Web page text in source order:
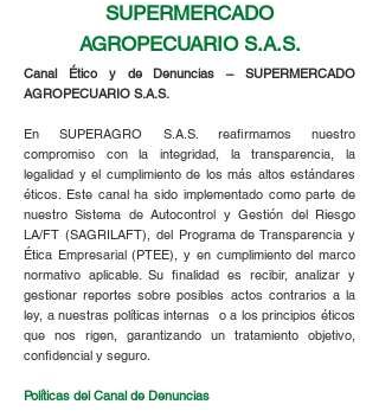
SUPERMERCADO
AGROPECUARIO S.A.S.
Canal Ético y de Denuncias – SUPERMERCADO
AGROPECUARIO S.A.S.
En SUPERAGRO S.A.S. reafirmamos nuestro
compromiso con la integridad, la transparencia, la
legalidad y el cumplimiento de los más altos estándares
éticos. Este canal ha sido implementado como parte de
nuestro Sistema de Autocontrol y Gestión del Riesgo
LA/FT (SAGRILAFT), del Programa de Transparencia y
Ética Empresarial (PTEE), y en cumplimiento del marco
normativo aplicable. Su finalidad es recibir, analizar y
gestionar reportes sobre posibles actos contrarios a la
ley, a nuestras políticas internas o a los principios éticos
que nos rigen, garantizando un tratamiento objetivo,
confidencial y seguro.
Políticas del Canal de Denuncias